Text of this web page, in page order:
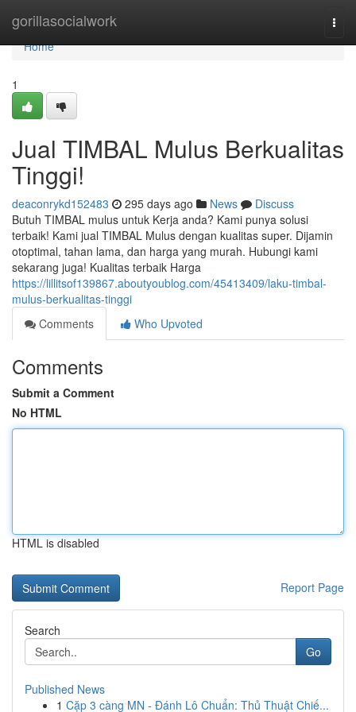
gorillasocialwork
Home
Home
1
Jual TIMBAL Mulus Berkualitas
Tinggi!
deaconrykd152483 295 days ago News
Discuss
Butuh TIMBAL mulus untuk Kerja anda? Kami punya solusi
terbaik! Kami jual TIMBAL Mulus dengan kualitas super. Dijamin
otoptimal, tahan lama, dan harga yang murah. Hubungi kami
sekarang juga! Kualitas terbaik Harga
https://lillitsof139867.aboutyoublog.com/45413409/laku-timbal-
mulus-berkualitas-tinggi
Comments
Who Upvoted
Comments
Submit a Comment
No HTML
HTML is disabled
Report Page
Search
Go
Published News
1 Cặp 3 càng MN - Đánh Lô Chuẩn: Thủ Thuật Chiế...